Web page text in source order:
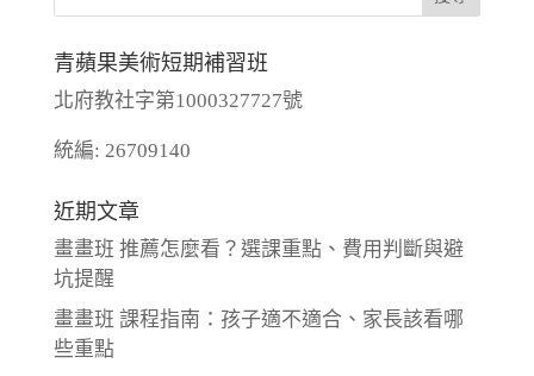
青蘋果美術短期補習班
北府教社字第1000327727號
統編: 26709140
近期文章
畫畫班 推薦怎麼看？選課重點、費用判斷與避
坑提醒
畫畫班 課程指南：孩子適不適合、家長該看哪
些重點